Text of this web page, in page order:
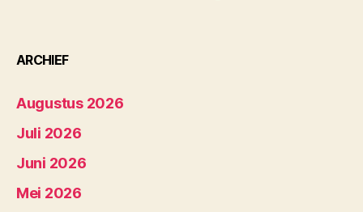
ARCHIEF
Augustus 2026
Juli 2026
Juni 2026
Mei 2026